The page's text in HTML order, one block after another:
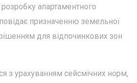
апартаментного
призначенню земельної
для відпочинкових зон
з урахуванням сейсмічних норм,